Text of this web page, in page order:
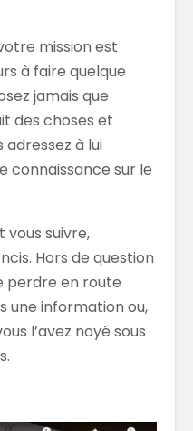
mission est
à faire quelque
jamais que
des choses et
adressez à lui
connaissance sur le
vous suivre,
Hors de question
perdre en route
une information ou,
l’avez noyé sous